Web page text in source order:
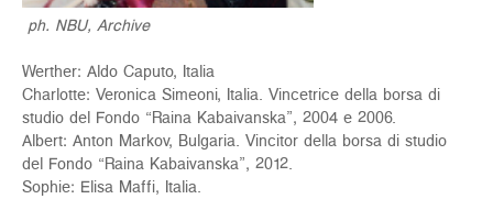
ph. NBU, Archive
Werther: Aldo Caputo, Italia
Charlotte: Veronica Simeoni, Italia. Vincetrice della borsa di
studio del Fondo “Raina Kabaivanska”, 2004 e 2006.
Albert: Anton Markov, Bulgaria. Vincitor della borsa di studio
del Fondo “Raina Kabaivanska”, 2012.
Sophie: Elisa Maffi, Italia.